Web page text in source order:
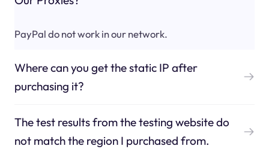
PayPal do not work in our network.
Where can you get the static IP after
purchasing it?
The test results from the testing website do
not match the region I purchased from.